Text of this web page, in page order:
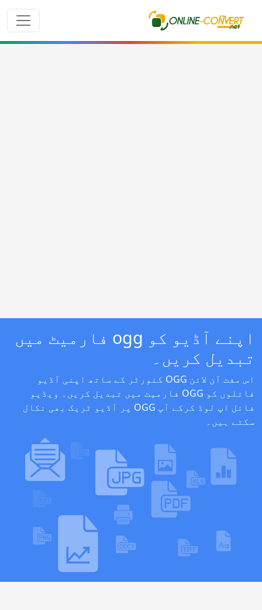
اپنے آڈیو کو ogg فارمیٹ میں
تبدیل کریں۔
اس مفت آن لائن OGG کنورٹر کے ساتھ اپنی آڈیو
فائلوں کو OGG فارمیٹ میں تبدیل کریں۔ ویڈیو
فائل اپ لوڈ کرکے آپ OGG پر آڈیو ٹریک بھی نکال
سکتے ہیں۔